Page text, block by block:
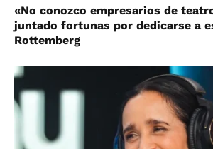
«No conozco empresarios de
juntado fortunas por dedicarse a
Rottemberg